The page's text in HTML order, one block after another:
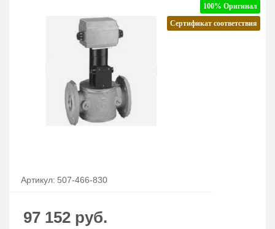
100% Оригинал
Сертификат соответствия
Артикул: 507-466-830
97 152 руб.